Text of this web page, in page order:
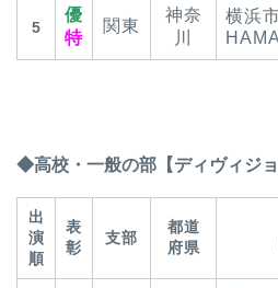
5
優
特
関東
神奈
川
横浜
◆高校・一般の部【ディヴィジョ
出
演
順
表
彰
支部
都道
府県